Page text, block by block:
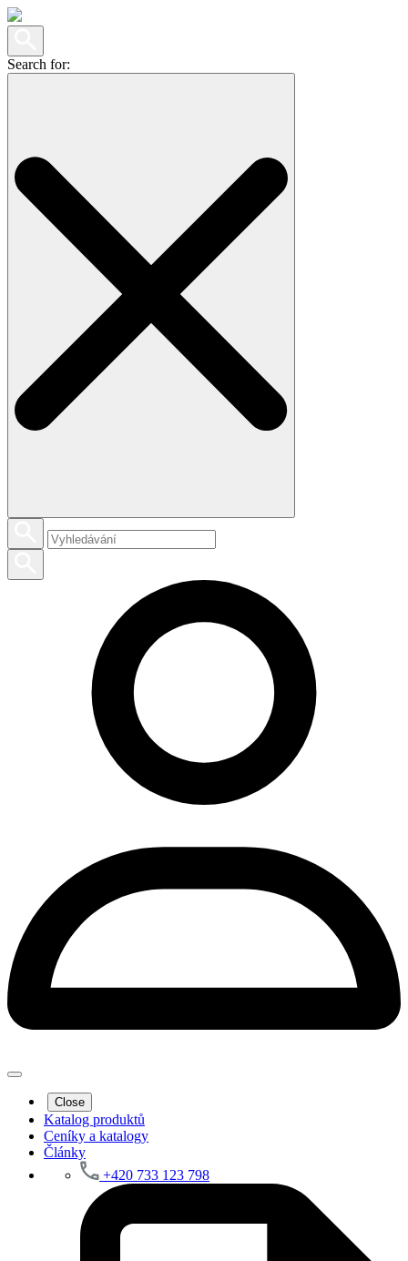
Search for:
Close
Katalog produktů
Ceníky a katalogy
Články
+420 733 123 798